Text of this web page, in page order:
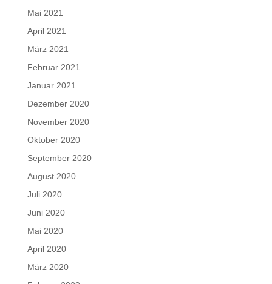
Mai 2021
April 2021
März 2021
Februar 2021
Januar 2021
Dezember 2020
November 2020
Oktober 2020
September 2020
August 2020
Juli 2020
Juni 2020
Mai 2020
April 2020
März 2020